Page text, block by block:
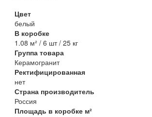
Цвет
белый
В коробке
1.08 м² / 6 шт / 25 кг
Группа товара
Керамогранит
Ректифицированная
нет
Страна производитель
Россия
Площадь в коробке м²